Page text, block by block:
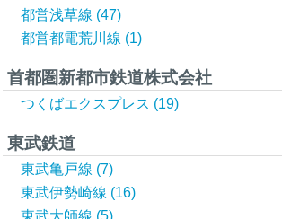
都営浅草線 (47)
都営都電荒川線 (1)
首都圏新都市鉄道株式会社
つくばエクスプレス (19)
東武鉄道
東武亀戸線 (7)
東武伊勢崎線 (16)
東武大師線 (5)